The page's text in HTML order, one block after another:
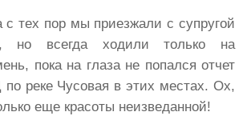
тех пор мы приезжали с супругой
но всегда ходили только на
пока на глаза не попался отчет
реке Чусовая в этих местах. Ох,
еще красоты неизведанной!